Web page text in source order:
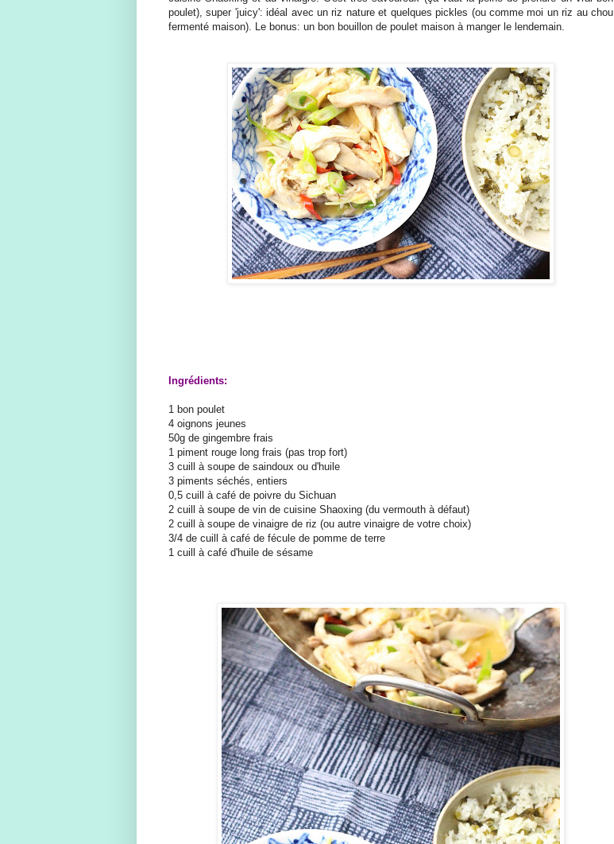
poulet), super 'juicy': idéal avec un riz nature et quelques pickles (ou comme moi un riz au chou
fermenté maison). Le bonus: un bon bouillon de poulet maison à manger le lendemain.
Ingrédients:
1 bon poulet
4 oignons jeunes
50g de gingembre frais
1 piment rouge long frais (pas trop fort)
3 cuill à soupe de saindoux ou d'huile
3 piments séchés, entiers
0,5 cuill à café de poivre du Sichuan
2 cuill à soupe de vin de cuisine Shaoxing (du vermouth à défaut)
2 cuill à soupe de vinaigre de riz (ou autre vinaigre de votre choix)
3/4 de cuill à café de fécule de pomme de terre
1 cuill à café d'huile de sésame